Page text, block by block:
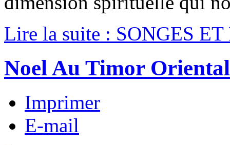
Lire la suite : SONGES
Noel Au Timor
Imprimer
E-mail